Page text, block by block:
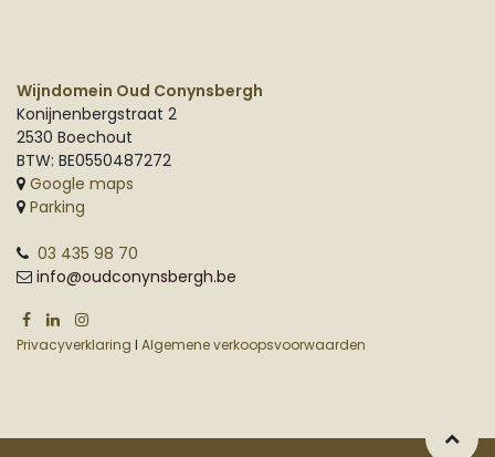
Wijndomein Oud Conynsbergh
Konijnenbergstraat 2
2530 Boechout
BTW: BE0550487272
Google maps
Parking
03 435 98 70
info@oudconynsbergh.be
Privacyverklaring I Algemene verkoopsvoorwaarden